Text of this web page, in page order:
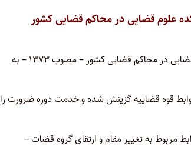
علوم قضایی در محاکم قضایی کشور
‌ماده ۱ – در این آیین‌نامه قانون گذرانیدن مدت خدمت وظیفه فارغ‌التحصیلان دانشکده علوم قضایی در محاکم قضایی کشور – مصوب ۱۳۷۳ – به
ضوابط قوه قضاییه گزینش شده و خدمت دوره ضرورت را
مربوط به تغییر مقام و ارتقای گروه قضات –